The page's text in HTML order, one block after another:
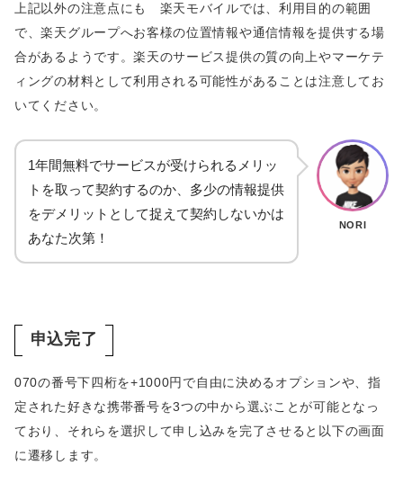
上記以外の注意点にも 楽天モバイルでは、利用目的の範囲
で、楽天グループへお客様の位置情報や通信情報を提供する場
合があるようです。楽天のサービス提供の質の向上やマーケテ
ィングの材料として利用される可能性があることは注意してお
いてください。
1年間無料でサービスが受けられるメリッ
トを取って契約するのか、多少の情報提供
をデメリットとして捉えて契約しないかは
あなた次第！
NORI
申込完了
070の番号下四桁を+1000円で自由に決めるオプションや、指
定された好きな携帯番号を3つの中から選ぶことが可能となっ
ており、それらを選択して申し込みを完了させると以下の画面
に遷移します。